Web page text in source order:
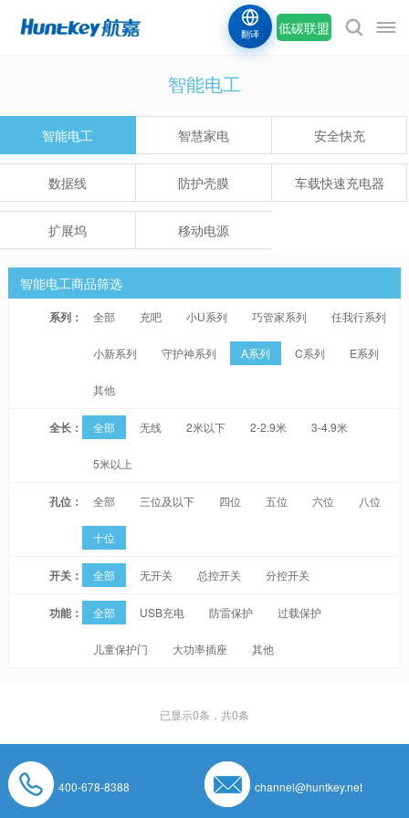
低碳联盟
翻译
智能电工
智能电工 智慧家电 安全快充
数据线 防护壳膜 车载快速充电器
扩展坞 移动电源
智能电工商品筛选
系列： 全部 充吧 小U系列 巧管家系列 任我行系列
小新系列 守护神系列 A系列 C系列 E系列
其他
全长： 全部 无线 2米以下 2-2.9米 3-4.9米
5米以上
孔位： 全部 三位及以下 四位 五位 六位 八位
十位
开关： 全部 无开关 总控开关 分控开关
功能： 全部 USB充电 防雷保护 过载保护
儿童保护门 大功率插座 其他
已显示0条，共0条
400-678-8388 channel@huntkey.net